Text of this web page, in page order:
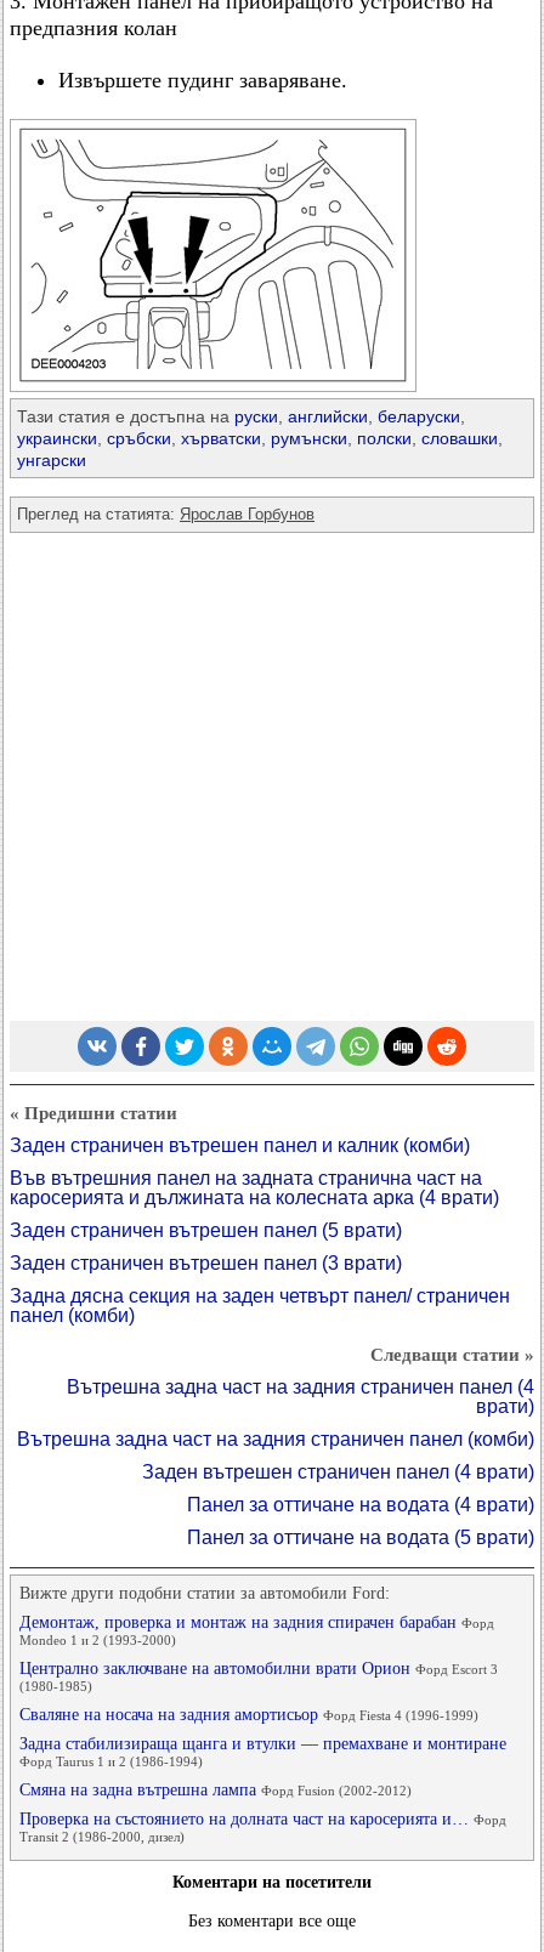
предпазния колан
Извършете пудинг заваряване.
Тази статия е достъпна на руски английски беларуски
украински сръбски хърватски румънски полски словашки
унгарски
Преглед на статията: Ярослав Горбунов
« Предишни статии
Заден страничен вътрешен панел и калник (комби)
Във вътрешния панел на задната странична част на
каросерията и дължината на колесната арка (4 врати)
Заден страничен вътрешен панел (5 врати)
Заден страничен вътрешен панел (3 врати)
Задна дясна секция на заден четвърт панел/ страничен
панел (комби)
Следващи статии »
Вътрешна задна част на задния страничен панел (4
врати)
Вътрешна задна част на задния страничен панел (комби)
Заден вътрешен страничен панел (4 врати)
Панел за оттичане на водата (4 врати)
Панел за оттичане на водата (5 врати)
Вижте други подобни статии за автомобили Ford:
Демонтаж, проверка и монтаж на задния спирачен барабан Форд
Mondeo 1 и 2 (1993-2000)
Централно заключване на автомобилни врати Орион Форд Escort 3
(1980-1985)
Сваляне на носача на задния амортисьор Форд Fiesta 4 (1996-1999)
Задна стабилизираща щанга и втулки — премахване и монтиране
Форд Taurus 1 и 2 (1986-1994)
Смяна на задна вътрешна лампа Форд Fusion (2002-2012)
Проверка на състоянието на долната част на каросерията и… Форд
Transit 2 (1986-2000, дизел)
Коментари на посетители
Без коментари все още